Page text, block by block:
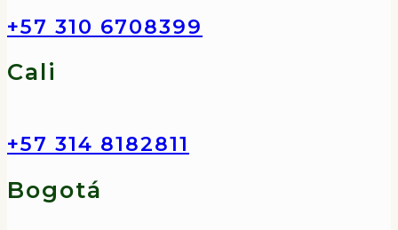
seguridad
cantidad
+57 310 6708399
Cali
+57 314 8182811
Bogotá